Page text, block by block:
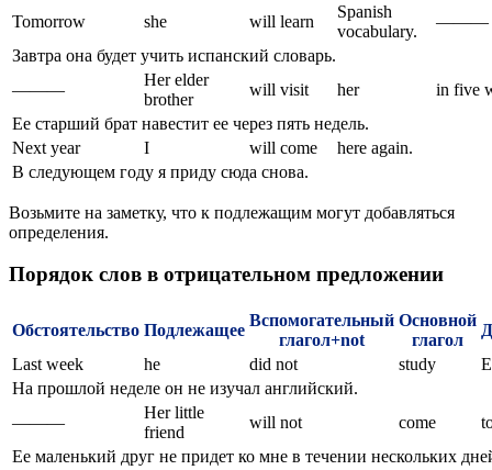
Tomorrow
she will learn
Spanish
vocabulary.
———
Завтра она будет учить испанский словарь.
———
Her elder
brother
will visit her
in five
Ее старший брат навестит ее через пять недель.
Next year
I will come
here again.
В следующем году я приду сюда снова.
Возьмите на заметку, что к подлежащим могут добавляться
определения.
Порядок слов в отрицательном предложении
Обстоятельство Подлежащее
Вспомогательный
глагол+not
Основной
глагол
Last week
he did not study
На прошлой неделе он не изучал английский.
———
Her little
friend
will not come
Ее маленький друг не придет ко мне в течении нескольких